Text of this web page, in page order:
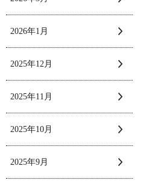
2026年1月
2025年12月
2025年11月
2025年10月
2025年9月